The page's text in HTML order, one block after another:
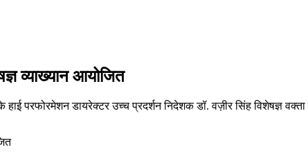
व्याख्यान आयोजित
हाई परफोरमेशन डायरेक्टर उच्च प्रदर्शन निदेशक डॉ. वज़ीर सिंह विशेषज्ञ